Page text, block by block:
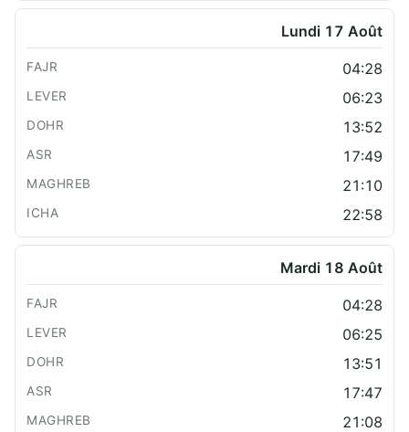
Lundi 17 Août
04:28
06:23
13:52
17:49
21:10
22:58
Mardi 18 Août
04:28
06:25
13:51
17:47
21:08